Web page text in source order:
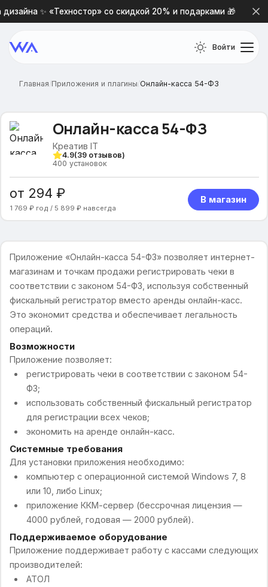
✨ «Техностор» со скидкой 20% и подарками 🎁
Войти
Главная/Приложения и плагины/Онлайн-касса 54-ФЗ
Онлайн-касса 54-ФЗ
Креатив IT
4.9(39отзывов)
400 установок
от 294 ₽
1 769 ₽ год / 5 899 ₽ навсегда
В магазин
Приложение «Онлайн-касса 54-ФЗ» позволяет интернет-
магазинам и точкам продажи регистрировать чеки в
соответствии с законом 54-ФЗ, используя собственный
фискальный регистратор вместо аренды онлайн-касс.
Это экономит средства и обеспечивает легальность
операций.
Возможности
Приложение позволяет:
регистрировать чеки в соответствии с законом 54-
ФЗ;
использовать собственный фискальный регистратор
для регистрации всех чеков;
экономить на аренде онлайн-касс.
Системные требования
Для установки приложения необходимо:
компьютер с операционной системой Windows 7, 8
или 10, либо Linux;
приложение ККМ-сервер (бессрочная лицензия —
4000 рублей, годовая — 2000 рублей).
Поддерживаемое оборудование
Приложение поддерживает работу с кассами следующих
производителей:
АТОЛ